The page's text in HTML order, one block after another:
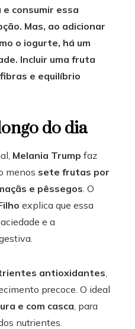
e consumir essa
Mas, ao adicionar
o iogurte, há um
Incluir uma fruta
e equilíbrio
do dia
Melania Trump faz
menos sete frutas por
e pêssegos . O
explica que essa
e a
antioxidantes
precoce. O ideal
e com casca , para
nutrientes.